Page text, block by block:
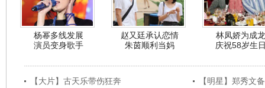
杨幂多线发展
演员变身歌手
赵又廷承认恋情
朱茵顺利当妈
林凤娇为成龙
庆祝58岁生
【大片】古天乐带伤狂奔
【明星】郑秀文